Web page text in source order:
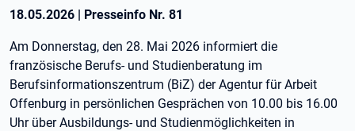
18.05.2026 | Presseinfo Nr. 81
Am Donnerstag, den 28. Mai 2026 informiert die
französische Berufs- und Studienberatung im
Berufsinformationszentrum (BiZ) der Agentur für Arbeit
Offenburg in persönlichen Gesprächen von 10.00 bis 16.00
Uhr über Ausbildungs- und Studienmöglichkeiten in